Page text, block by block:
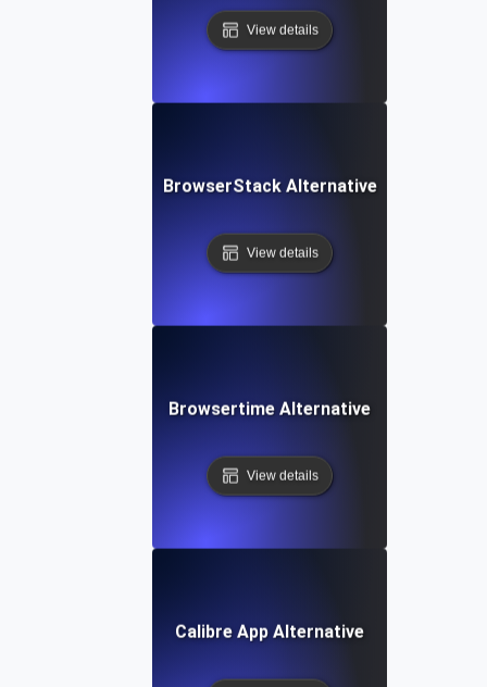
View details
BrowserStack Alternative
View details
Browsertime Alternative
View details
Calibre App Alternative